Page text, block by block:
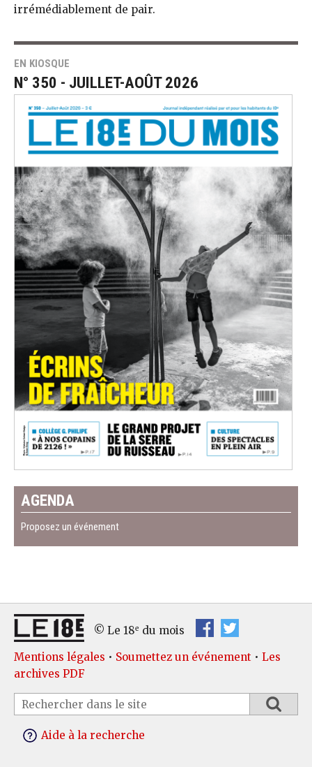
irrémédiablement de pair.
EN KIOSQUE
N° 350 - JUILLET-AOÛT 2026
AGENDA
Proposez un événement
© Le 18e du mois
Mentions légales • Soumettez un événement • Les
archives PDF
Aide à la recherche